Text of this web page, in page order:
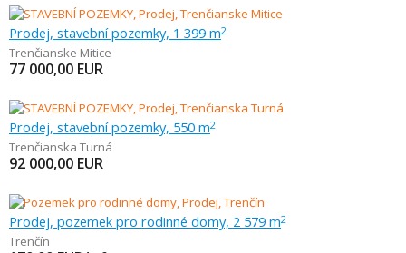
Prodej, stavební pozemky, 1 399 m2
Trenčianske Mitice
77 000,00 EUR
Prodej, stavební pozemky, 550 m2
Trenčianska Turná
92 000,00 EUR
Prodej, pozemek pro rodinné domy, 2 579 m2
Trenčín